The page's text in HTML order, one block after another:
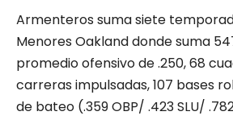
Armenteros suma siete
Menores Oakland donde suma
promedio ofensivo de .250, 68
carreras impulsadas, 107 bases
de bateo (.359 OBP/ .423 SLU/